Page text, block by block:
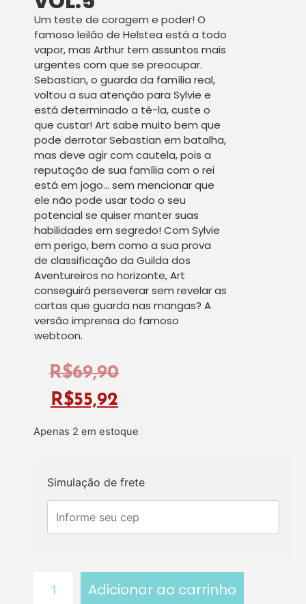
Um teste de coragem e poder! O
famoso leilão de Helstea está a todo
vapor, mas Arthur tem assuntos mais
urgentes com que se preocupar.
Sebastian, o guarda da família real,
voltou a sua atenção para Sylvie e
está determinado a tê-la, custe o
que custar! Art sabe muito bem que
pode derrotar Sebastian em batalha,
mas deve agir com cautela, pois a
reputação de sua família com o rei
está em jogo… sem mencionar que
ele não pode usar todo o seu
potencial se quiser manter suas
habilidades em segredo! Com Sylvie
em perigo, bem como a sua prova
de classificação da Guilda dos
Aventureiros no horizonte, Art
conseguirá perseverar sem revelar as
cartas que guarda nas mangas? A
versão imprensa do famoso
webtoon.
R$69,90
R$55,92
Apenas 2 em estoque
Simulação de frete
Adicionar ao carrinho